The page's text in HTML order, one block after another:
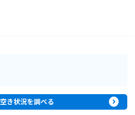
空き状況を調べる expand_circle_right